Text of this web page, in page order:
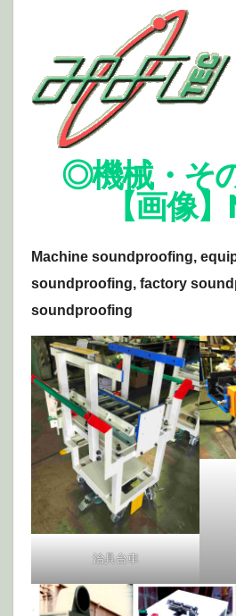
◎機械・そ
【画像
Machine soundproofing,
soundproofing, factory
soundproofing
治具台車